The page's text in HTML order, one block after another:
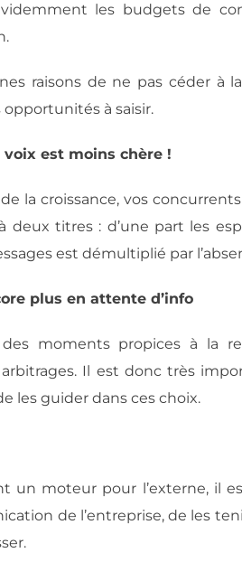
les budgets de
raisons de ne pas céder à
opportunités à saisir.
voix est moins chère !
la croissance, vos
deux titres : d’une part les
est démultiplié par
plus en attente d’info
moments propices à la
Il est donc très
les guider dans ces choix.
un moteur pour l’externe, il
de l’entreprise, de les